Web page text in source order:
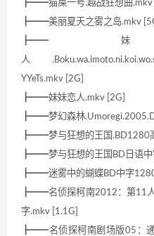
┣━━猫屎一号.越战狂想曲.mkv
┣━━美丽夏天之雾之岛.mkv
┣━━
人
YYeTs.mkv [2G]
┣━━妹妹恋人.mkv [2G]
┣━━梦幻森林
┣━━梦与狂想的王国.BD1280
┣━━梦与狂想的王国BD日语中
┣━━迷雾中的蝴蝶BD中字
┣━━名侦探柯南2012：第11
字.mkv [1.1G]
┣━━名侦探柯南剧场版05：